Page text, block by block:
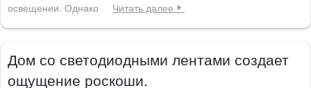
освещении. Однако
Читать далее
Дом со светодиодными лентами создает
ощущение роскоши.